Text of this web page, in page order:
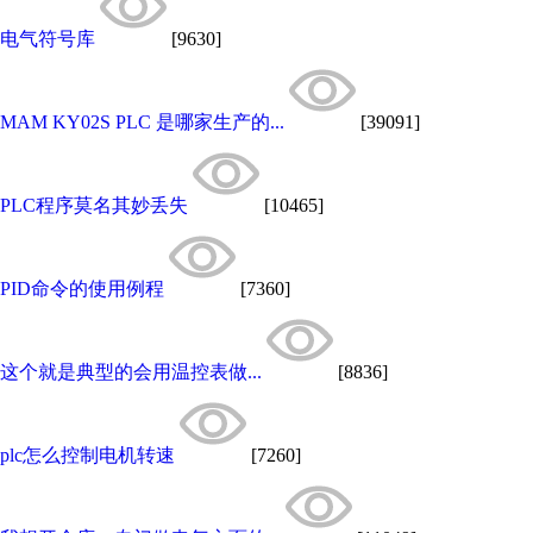
电气符号库 [9630]
MAM KY02S PLC 是哪家生产的... [39091]
PLC程序莫名其妙丢失 [10465]
PID命令的使用例程 [7360]
这个就是典型的会用温控表做... [8836]
plc怎么控制电机转速 [7260]